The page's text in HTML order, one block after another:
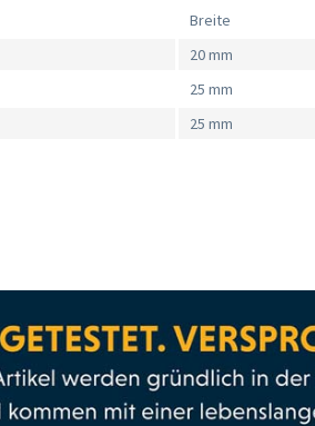
Breite
20 mm
25 mm
25 mm